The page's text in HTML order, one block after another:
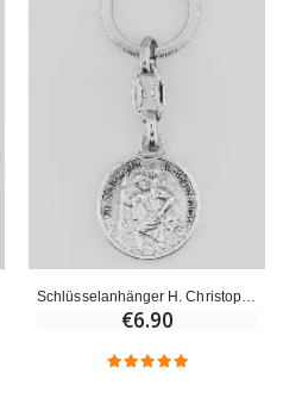
Schlüsselanhänger H. Christophorus Doppelseitig
€6.90